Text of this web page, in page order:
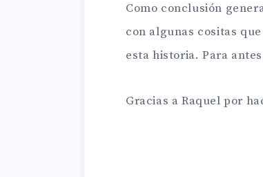
Como conclusión
con algunas cositas
esta historia. Para
Gracias a Raquel por